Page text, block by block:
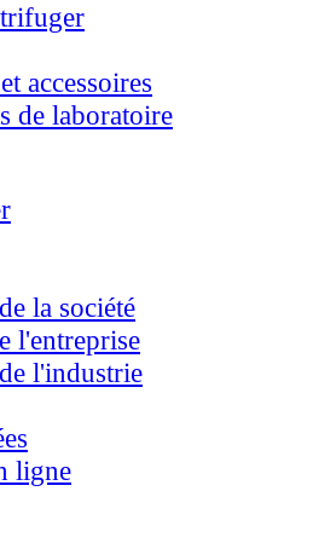
accessoires
de laboratoire
la société
l'entreprise
l'industrie
ligne